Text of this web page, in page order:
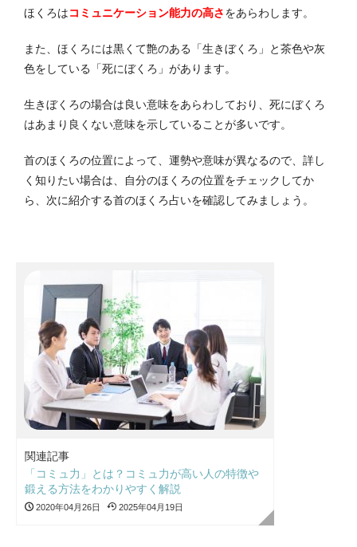
ほくろはコミュニケーション能力の高さをあらわします。
また、ほくろには黒くて艶のある「生きぼくろ」と茶色や灰
色をしている「死にぼくろ」があります。
生きぼくろの場合は良い意味をあらわしており、死にぼくろ
はあまり良くない意味を示していることが多いです。
首のほくろの位置によって、運勢や意味が異なるので、詳し
く知りたい場合は、自分のほくろの位置をチェックしてか
ら、次に紹介する首のほくろ占いを確認してみましょう。
関連記事
「コミュ力」とは？コミュ力が高い人の特徴や
鍛える方法をわかりやすく解説
2020年04月26日 2025年04月19日